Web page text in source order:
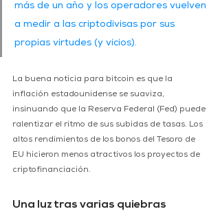
más de un año y los operadores vuelven
a medir a las criptodivisas por sus
propias virtudes (y vicios).
La buena noticia para bitcoin es que la
inflación estadounidense se suaviza,
insinuando que la Reserva Federal (Fed) puede
ralentizar el ritmo de sus subidas de tasas. Los
altos rendimientos de los bonos del Tesoro de
EU hicieron menos atractivos los proyectos de
criptofinanciación.
Una luz tras varias quiebras